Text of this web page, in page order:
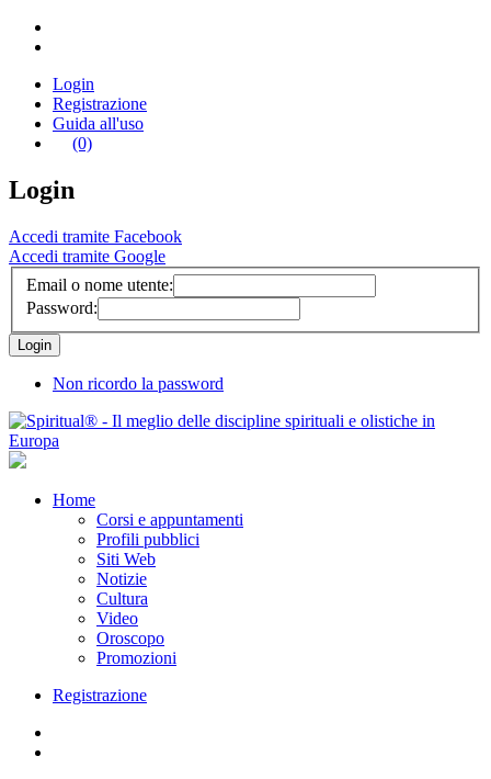
Login
Registrazione
Guida all'uso
(0)
Login
Accedi tramite Facebook
Accedi tramite Google
Email o nome utente:
Password:
Non ricordo la password
Home
Corsi e appuntamenti
Profili pubblici
Siti Web
Notizie
Cultura
Video
Oroscopo
Promozioni
Registrazione